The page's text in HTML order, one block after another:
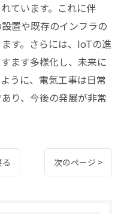
ています。これに伴
置や既存のインフラの
す。さらには、IoTの進
ます多様化し、未来に
うに、電気工事は日常
り、今後の発展が非常
次のページ >